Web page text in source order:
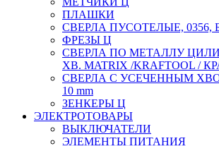
ПЛАШКИ
СВЕРЛА ПУСОТЕЛЫЕ, 0356,
ФРЕЗЫ Ц
СВЕРЛА ПО МЕТАЛЛУ
ХВ. MATRIX /KRAFTOOL /
СВЕРЛА С УСЕЧЕННЫМ
10 mm
ЗЕНКЕРЫ Ц
ЭЛЕКТРОТОВАРЫ
ВЫКЛЮЧАТЕЛИ
ЭЛЕМЕНТЫ ПИТАНИЯ